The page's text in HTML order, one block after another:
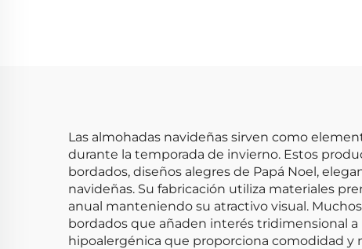
Las almohadas navideñas sirven como
durante la temporada de invierno. Estos
bordados, diseños alegres de Papá Noel,
navideñas. Su fabricación utiliza materiales
anual manteniendo su atractivo visual.
bordados que añaden interés tridimensional
hipoalergénica que proporciona comodidad y